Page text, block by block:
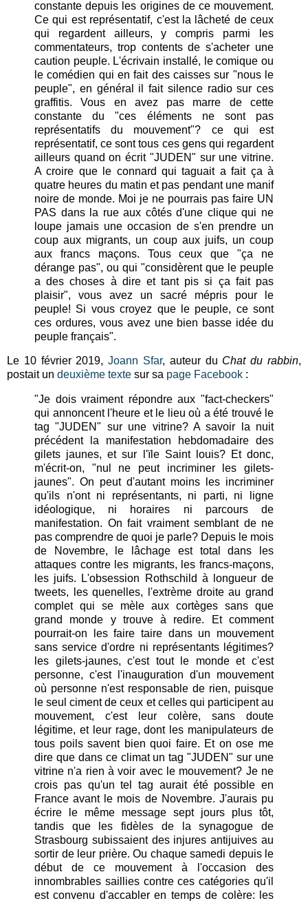
constante depuis les origines de ce mouvement.
Ce qui est représentatif, c'est la lâcheté de ceux
qui regardent ailleurs, y compris parmi les
commentateurs, trop contents de s'acheter une
caution peuple. L'écrivain installé, le comique ou
le comédien qui en fait des caisses sur "nous le
peuple", en général il fait silence radio sur ces
graffitis. Vous en avez pas marre de cette
constante du "ces éléments ne sont pas
représentatifs du mouvement"? ce qui est
représentatif, ce sont tous ces gens qui regardent
ailleurs quand on écrit "JUDEN" sur une vitrine.
A croire que le connard qui taguait a fait ça à
quatre heures du matin et pas pendant une manif
noire de monde. Moi je ne pourrais pas faire UN
PAS dans la rue aux côtés d'une clique qui ne
loupe jamais une occasion de s'en prendre un
coup aux migrants, un coup aux juifs, un coup
aux francs maçons. Tous ceux que "ça ne
dérange pas", ou qui "considèrent que le peuple
a des choses à dire et tant pis si ça fait pas
plaisir", vous avez un sacré mépris pour le
peuple! Si vous croyez que le peuple, ce sont
ces ordures, vous avez une bien basse idée du
peuple français".
Le 10 février 2019,Joann Sfar, auteur du Chat du rabbin,
postait un deuxième texte sur sa page Facebook :
"Je dois vraiment répondre aux "fact-checkers"
qui annoncent l'heure et le lieu où a été trouvé le
tag "JUDEN" sur une vitrine? A savoir la nuit
précédent la manifestation hebdomadaire des
gilets jaunes, et sur l'ïle Saint louis? Et donc,
m'écrit-on, "nul ne peut incriminer les gilets-
jaunes". On peut d'autant moins les incriminer
qu'ils n'ont ni représentants, ni parti, ni ligne
idéologique, ni horaires ni parcours de
manifestation. On fait vraiment semblant de ne
pas comprendre de quoi je parle? Depuis le mois
de Novembre, le lâchage est total dans les
attaques contre les migrants, les francs-maçons,
les juifs. L'obsession Rothschild à longueur de
tweets, les quenelles, l'extrème droite au grand
complet qui se mèle aux cortèges sans que
grand monde y trouve à redire. Et comment
pourrait-on les faire taire dans un mouvement
sans service d'ordre ni représentants légitimes?
les gilets-jaunes, c'est tout le monde et c'est
personne, c'est l'inauguration d'un mouvement
où personne n'est responsable de rien, puisque
le seul ciment de ceux et celles qui participent au
mouvement, c'est leur colère, sans doute
légitime, et leur rage, dont les manipulateurs de
tous poils savent bien quoi faire. Et on ose me
dire que dans ce climat un tag "JUDEN" sur une
vitrine n'a rien à voir avec le mouvement? Je ne
crois pas qu'un tel tag aurait été possible en
France avant le mois de Novembre. J'aurais pu
écrire le même message sept jours plus tôt,
tandis que les fidèles de la synagogue de
Strasbourg subissaient des injures antijuives au
sortir de leur prière. Ou chaque samedi depuis le
début de ce mouvement à l'occasion des
innombrables saillies contre ces catégories qu'il
est convenu d'accabler en temps de colère: les